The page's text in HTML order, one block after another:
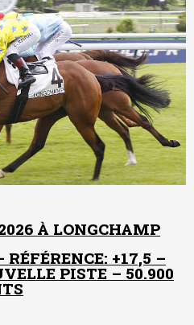
À LONGCHAMP
+17,5 –
PISTE – 50.900